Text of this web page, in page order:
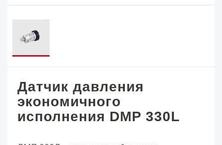
Датчик давления
экономичного
исполнения DMP 330L